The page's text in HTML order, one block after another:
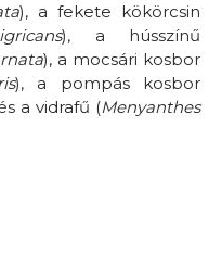
), a fekete kökörcsin
), a hússzínű
), a mocsári kosbor
), a pompás kosbor
a vidrafű (Menyanthes